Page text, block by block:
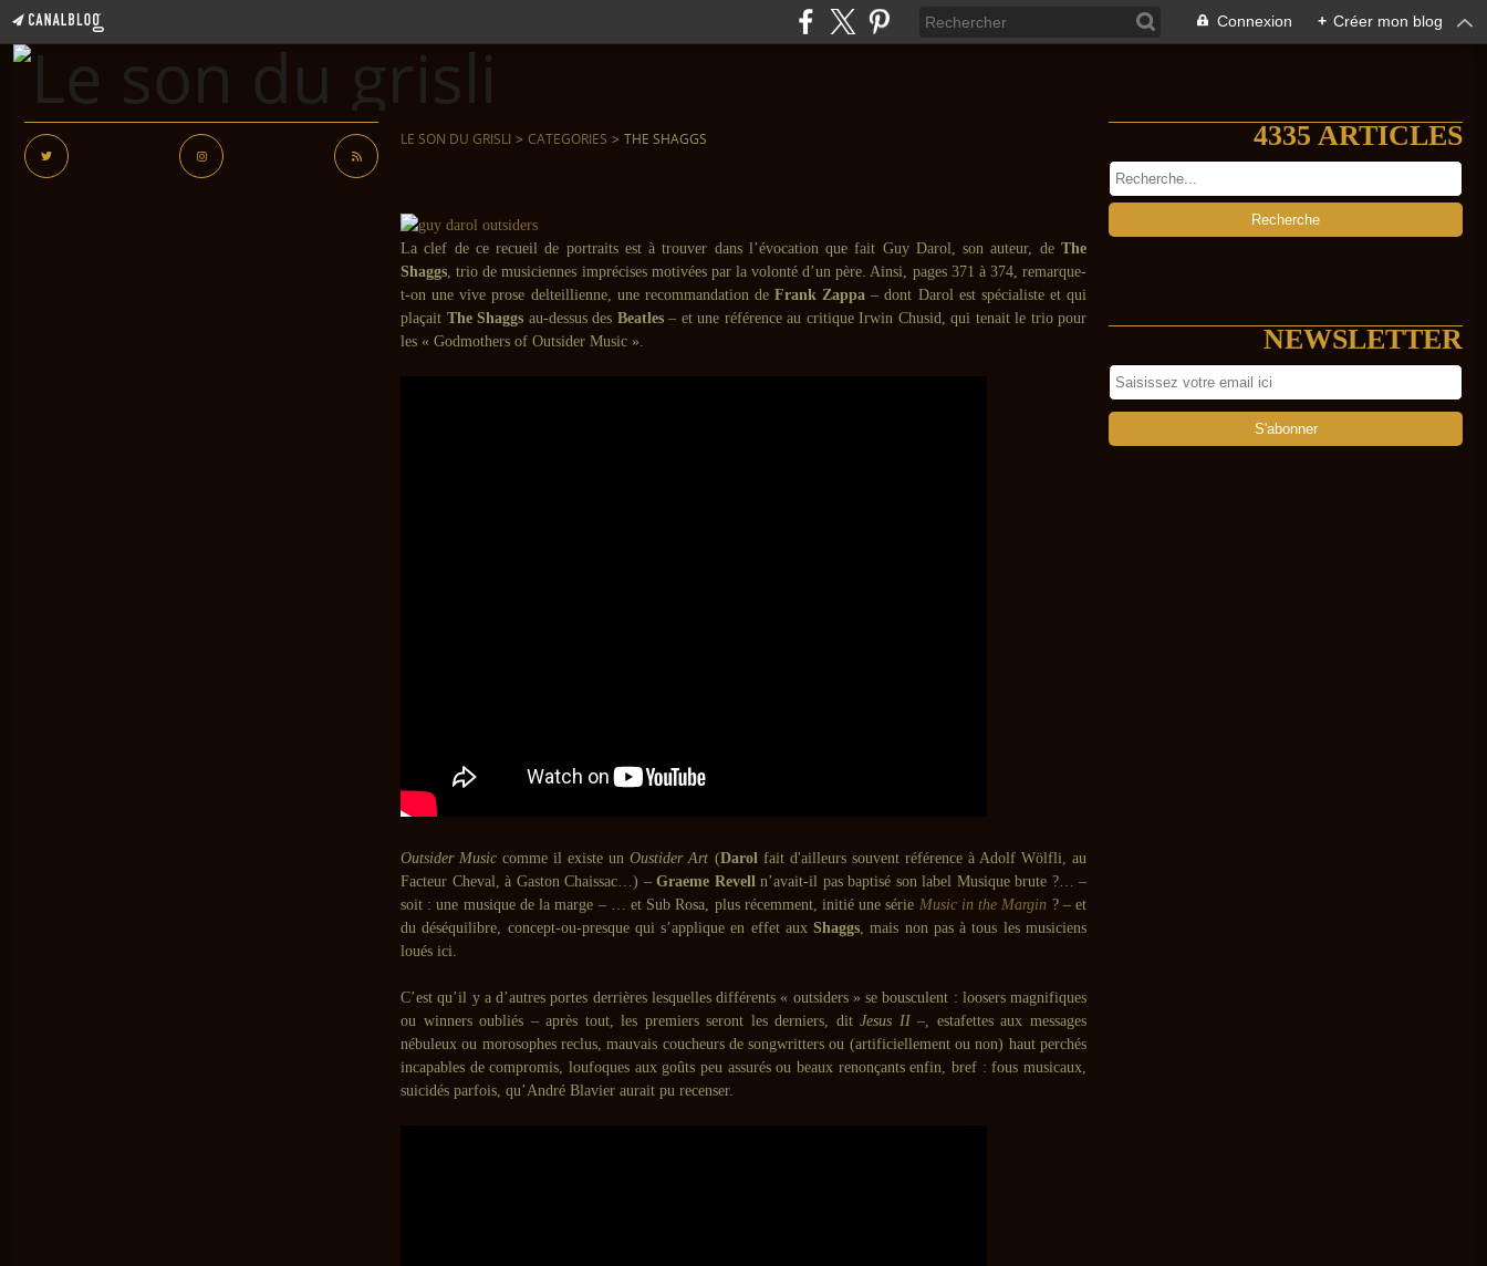
Connexion + Créer mon blog
LE SON DU GRISLI > CATEGORIES > THE SHAGGS
La clef de ce recueil de portraits est à trouver dans l’évocation que fait Guy Darol, son auteur, de The
Shaggs, trio de musiciennes imprécises motivées par la volonté d’un père. Ainsi, pages 371 à 374, remarque-
t-on une vive prose delteillienne, une recommandation de Frank Zappa – dont Darol est spécialiste et qui
plaçait The Shaggs au-dessus des Beatles– et une référence au critique Irwin Chusid, qui tenait le trio pour
les « Godmothers of Outsider Music ».
Outsider Music comme il existe unOustider Art (Darolfait d'ailleurs souvent référence à Adolf Wölfli, au
Facteur Cheval, à Gaston Chaissac…) – Graeme Revelln’avait-il pas baptisé son label Musique brute ?… –
soit : une musique de la marge – … et Sub Rosa, plus récemment, initié une série Music in the Margin ? – et
du déséquilibre, concept-ou-presque qui s’applique en effet auxShaggs, mais non pas à tous les musiciens
loués ici.
C’est qu’il y a d’autres portes derrières lesquelles différents « outsiders » se bousculent : loosers magnifiques
ou winners oubliés – après tout, les premiers seront les derniers, ditJesus II–, estafettes aux messages
nébuleux ou morosophes reclus, mauvais coucheurs de songwritters ou (artificiellement ou non) haut perchés
incapables de compromis, loufoques aux goûts peu assurés ou beaux renonçants enfin, bref : fous musicaux,
suicidés parfois, qu’André Blavier aurait pu recenser.
4335 ARTICLES
NEWSLETTER